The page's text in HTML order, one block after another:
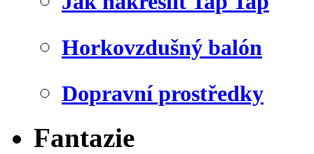
Horkovzdušný balón
Dopravní prostředky
Fantazie